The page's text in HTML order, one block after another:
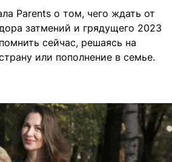
Parents о том, чего ждать от
затмений и грядущего 2023
сейчас, решаясь на
или пополнение в семье.